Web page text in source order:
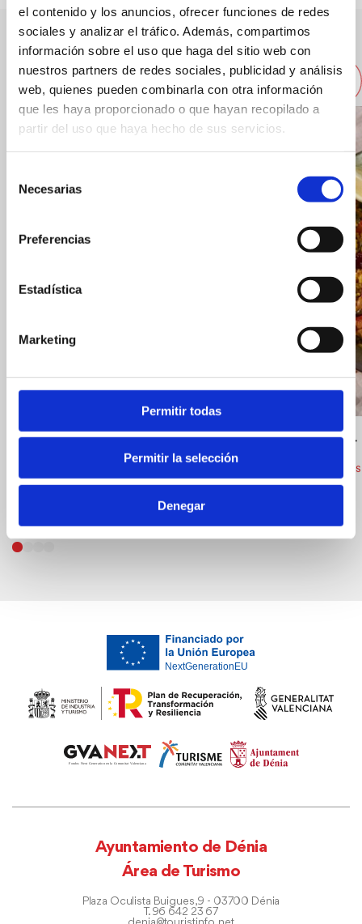
el contenido y los anuncios, ofrecer funciones de redes
sociales y analizar el tráfico. Además, compartimos
información sobre el uso que haga del sitio web con
nuestros partners de redes sociales, publicidad y análisis
web, quienes pueden combinarla con otra información
que les haya proporcionado o que hayan recopilado a
partir del uso que haya hecho de sus servicios.
Necesarias
Preferencias
Estadística
Marketing
Permitir todas
Permitir la selección
Denegar
Otros restaurantes cercanos
Tasca Jesús Pobre
El Sequer
Restaurantes
Ayuntamiento de Dénia
Área de Turismo
Plaza Oculista Buigues, 9 - 03700 Dénia
T. 96 642 23 67